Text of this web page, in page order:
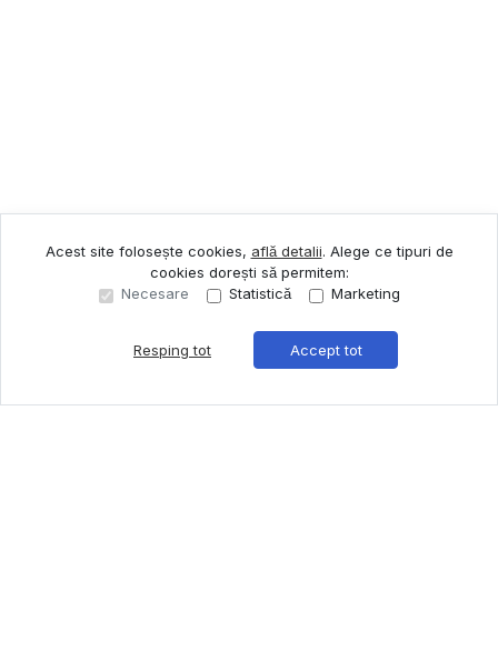
Sună acum Solicită vizionare
Acest site folosește cookies, află detalii. Alege ce tipuri de
cookies dorești să permitem:
Necesare
Statistică Marketing
Resping tot Accept tot